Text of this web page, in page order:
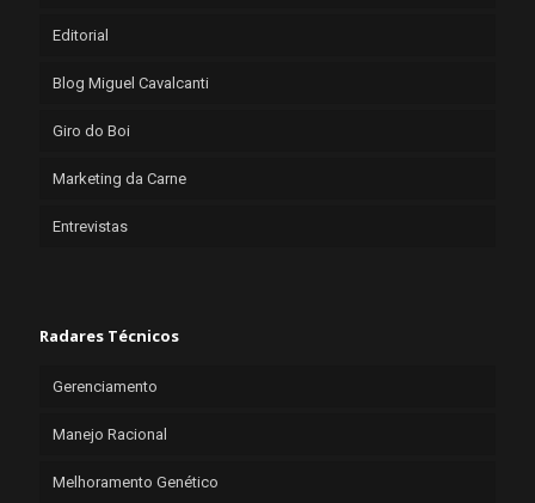
Editorial
Blog Miguel Cavalcanti
Giro do Boi
Marketing da Carne
Entrevistas
Radares Técnicos
Gerenciamento
Manejo Racional
Melhoramento Genético